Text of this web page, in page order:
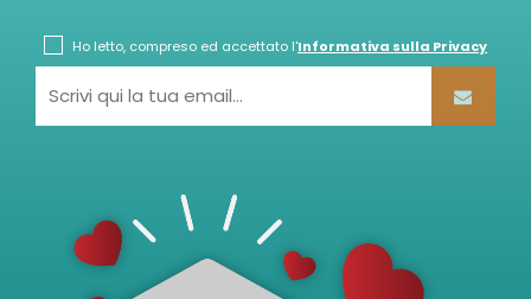
Ho letto, compreso ed accettato l'Informativa sulla Privacy